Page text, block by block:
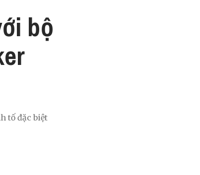
bộ
tố đặc biệt